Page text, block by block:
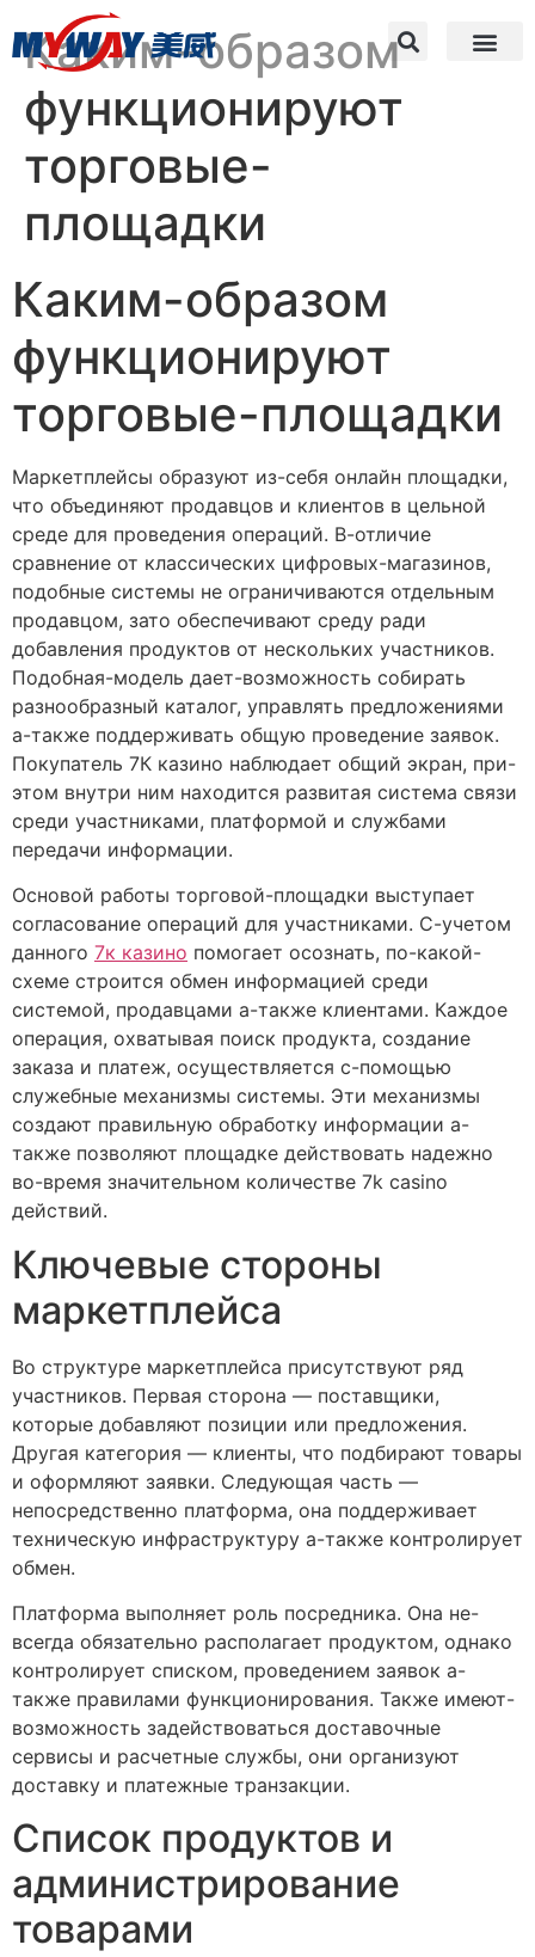
Каким-образом
функционируют
торговые-
площадки
Каким-образом
функционируют
торговые-площадки
Маркетплейсы образуют из-себя онлайн площадки,
что объединяют продавцов и клиентов в цельной
среде для проведения операций. В-отличие
сравнение от классических цифровых-магазинов,
подобные системы не ограничиваются отдельным
продавцом, зато обеспечивают среду ради
добавления продуктов от нескольких участников.
Подобная-модель дает-возможность собирать
разнообразный каталог, управлять предложениями
а-также поддерживать общую проведение заявок.
Покупатель 7К казино наблюдает общий экран, при-
этом внутри ним находится развитая система связи
среди участниками, платформой и службами
передачи информации.
Основой работы торговой-площадки выступает
согласование операций для участниками. С-учетом
данного 7к казино помогает осознать, по-какой-
схеме строится обмен информацией среди
системой, продавцами а-также клиентами. Каждое
операция, охватывая поиск продукта, создание
заказа и платеж, осуществляется с-помощью
служебные механизмы системы. Эти механизмы
создают правильную обработку информации а-
также позволяют площадке действовать надежно
во-время значительном количестве 7k casino
действий.
Ключевые стороны
маркетплейса
Во структуре маркетплейса присутствуют ряд
участников. Первая сторона — поставщики,
которые добавляют позиции или предложения.
Другая категория — клиенты, что подбирают товары
и оформляют заявки. Следующая часть —
непосредственно платформа, она поддерживает
техническую инфраструктуру а-также контролирует
обмен.
Платформа выполняет роль посредника. Она не-
всегда обязательно располагает продуктом, однако
контролирует списком, проведением заявок а-
также правилами функционирования. Также имеют-
возможность задействоваться доставочные
сервисы и расчетные службы, они организуют
доставку и платежные транзакции.
Список продуктов и
администрирование
товарами